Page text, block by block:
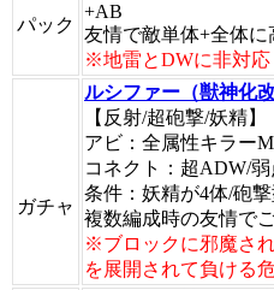
パック
+AB
友情で敵単体+全体に
※地雷とDWに非対応
ガチャ
ルシファー（獣神化改
【反射/超砲撃/妖精】
アビ：全属性キラー
コネクト：超ADW/
条件：妖精が4体/砲
複数編成時の友情で
※ブロックに邪魔さ
を展開されて負ける